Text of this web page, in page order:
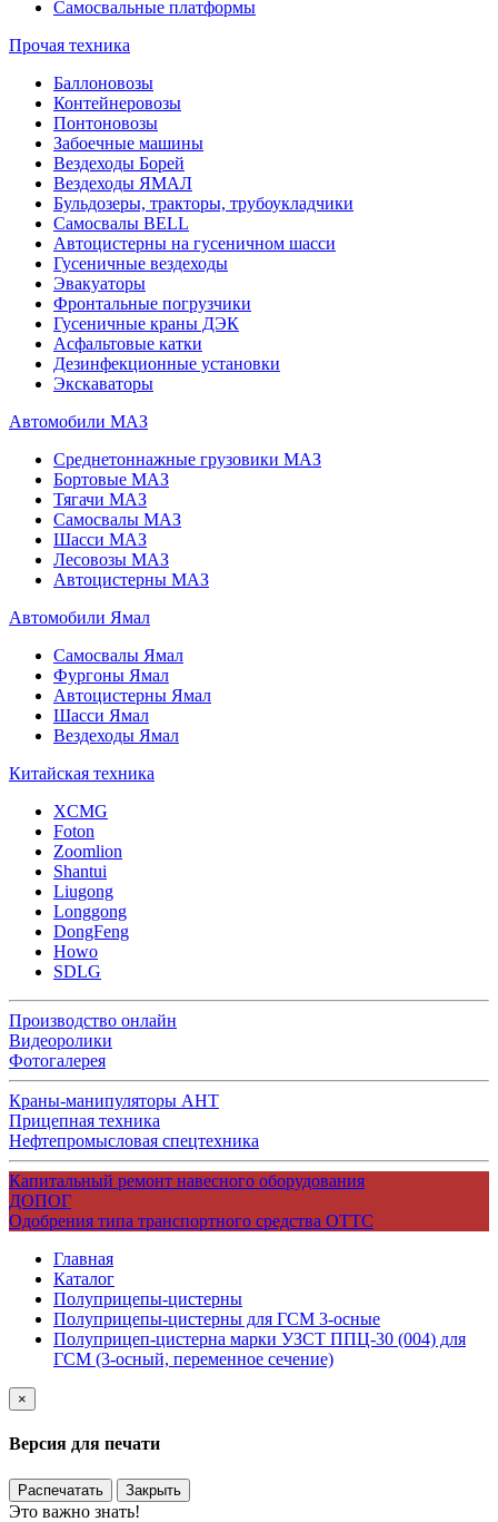
Самосвальные платформы
Прочая техника
Баллоновозы
Контейнеровозы
Понтоновозы
Забоечные машины
Вездеходы Борей
Вездеходы ЯМАЛ
Бульдозеры, тракторы, трубоукладчики
Самосвалы BELL
Автоцистерны на гусеничном шасси
Гусеничные вездеходы
Эвакуаторы
Фронтальные погрузчики
Гусеничные краны ДЭК
Асфальтовые катки
Дезинфекционные установки
Экскаваторы
Автомобили МАЗ
Среднетоннажные грузовики МАЗ
Бортовые МАЗ
Тягачи МАЗ
Самосвалы МАЗ
Шасси МАЗ
Лесовозы МАЗ
Автоцистерны МАЗ
Автомобили Ямал
Самосвалы Ямал
Фургоны Ямал
Автоцистерны Ямал
Шасси Ямал
Вездеходы Ямал
Китайская техника
XCMG
Foton
Zoomlion
Shantui
Liugong
Longgong
DongFeng
Howo
SDLG
Производство онлайн
Видеоролики
Фотогалерея
Краны-манипуляторы АНТ
Прицепная техника
Нефтепромысловая спецтехника
Капитальный ремонт навесного оборудования
ДОПОГ
Одобрения типа транспортного средства ОТТС
Главная
Каталог
Полуприцепы-цистерны
Полуприцепы-цистерны для ГСМ 3-осные
Полуприцеп-цистерна марки УЗСТ ППЦ-30 (004) для
ГСМ (3-осный, переменное сечение)
×
Версия для печати
Распечатать Закрыть
Это важно знать!